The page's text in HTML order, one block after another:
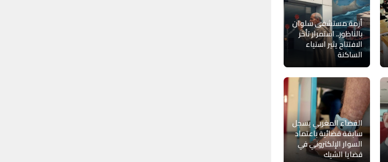
أزمة مستشفى سلوان
بالناظور.. استمرار تأخر
الافتتاح يثير استياء
الساكنة
القضاء المغربي يسجل
سابقة قضائية باعتماد
السوار الإلكتروني في
قضايا الشيك